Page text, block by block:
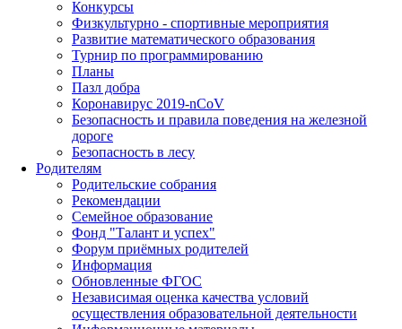
Конкурсы
Физкультурно - спортивные мероприятия
Развитие математического образования
Турнир по программированию
Планы
Пазл добра
Коронавирус 2019-nCoV
Безопасность и правила поведения на железной
дороге
Безопасность в лесу
Родителям
Родительские собрания
Рекомендации
Семейное образование
Фонд "Талант и успех"
Форум приёмных родителей
Информация
Обновленные ФГОС
Независимая оценка качества условий
осуществления образовательной деятельности